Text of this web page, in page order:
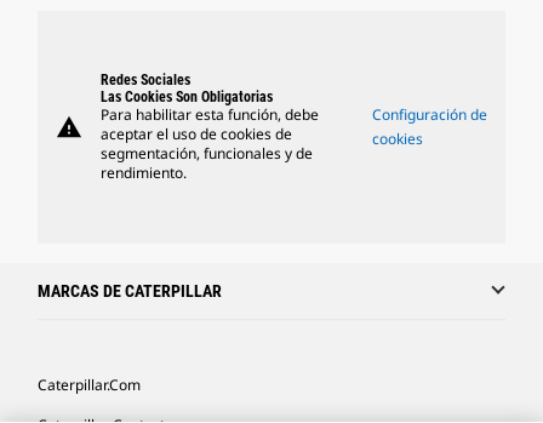
warning
Redes Sociales
Las Cookies Son Obligatorias
Para habilitar esta función, debe
aceptar el uso de cookies de
segmentación, funcionales y de
rendimiento.
Configuración de
cookies
MARCAS DE CATERPILLAR
Caterpillar.com